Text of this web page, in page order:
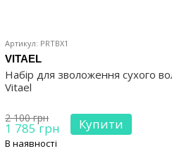
Артикул: PRTBX1
VITAEL
Набір для зволоження сухого
Vitael
2 100 грн
1 785 грн Купити
В наявності